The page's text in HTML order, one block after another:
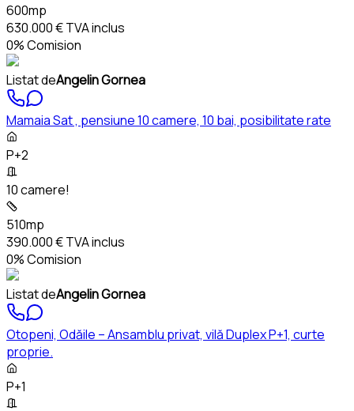
600mp
630.000 €TVA inclus
0% Comision
Listat deAngelin Gornea
Mamaia Sat , pensiune 10 camere, 10 bai, posibilitate rate
P+2
10 camere!
510mp
390.000 €TVA inclus
0% Comision
Listat deAngelin Gornea
Otopeni, Odăile – Ansamblu privat, vilă Duplex P+1, curte
proprie.
P+1